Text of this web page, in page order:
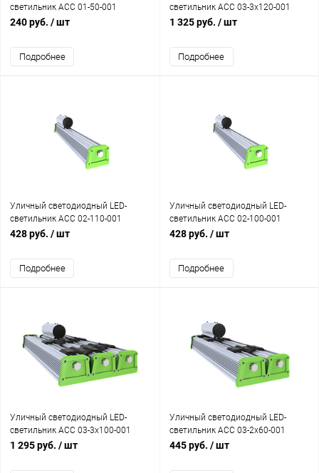
светильник АСС 01-50-001
240 руб. / шт
Подробнее
светильник АСС 03-3x120-001
1 325 руб. / шт
Подробнее
Уличный светодиодный LED-
светильник АСС 02-110-001
428 руб. / шт
Подробнее
Уличный светодиодный LED-
светильник АСС 02-100-001
428 руб. / шт
Подробнее
Уличный светодиодный LED-
светильник АСС 03-3x100-001
1 295 руб. / шт
Уличный светодиодный LED-
светильник АСС 03-2x60-001
445 руб. / шт